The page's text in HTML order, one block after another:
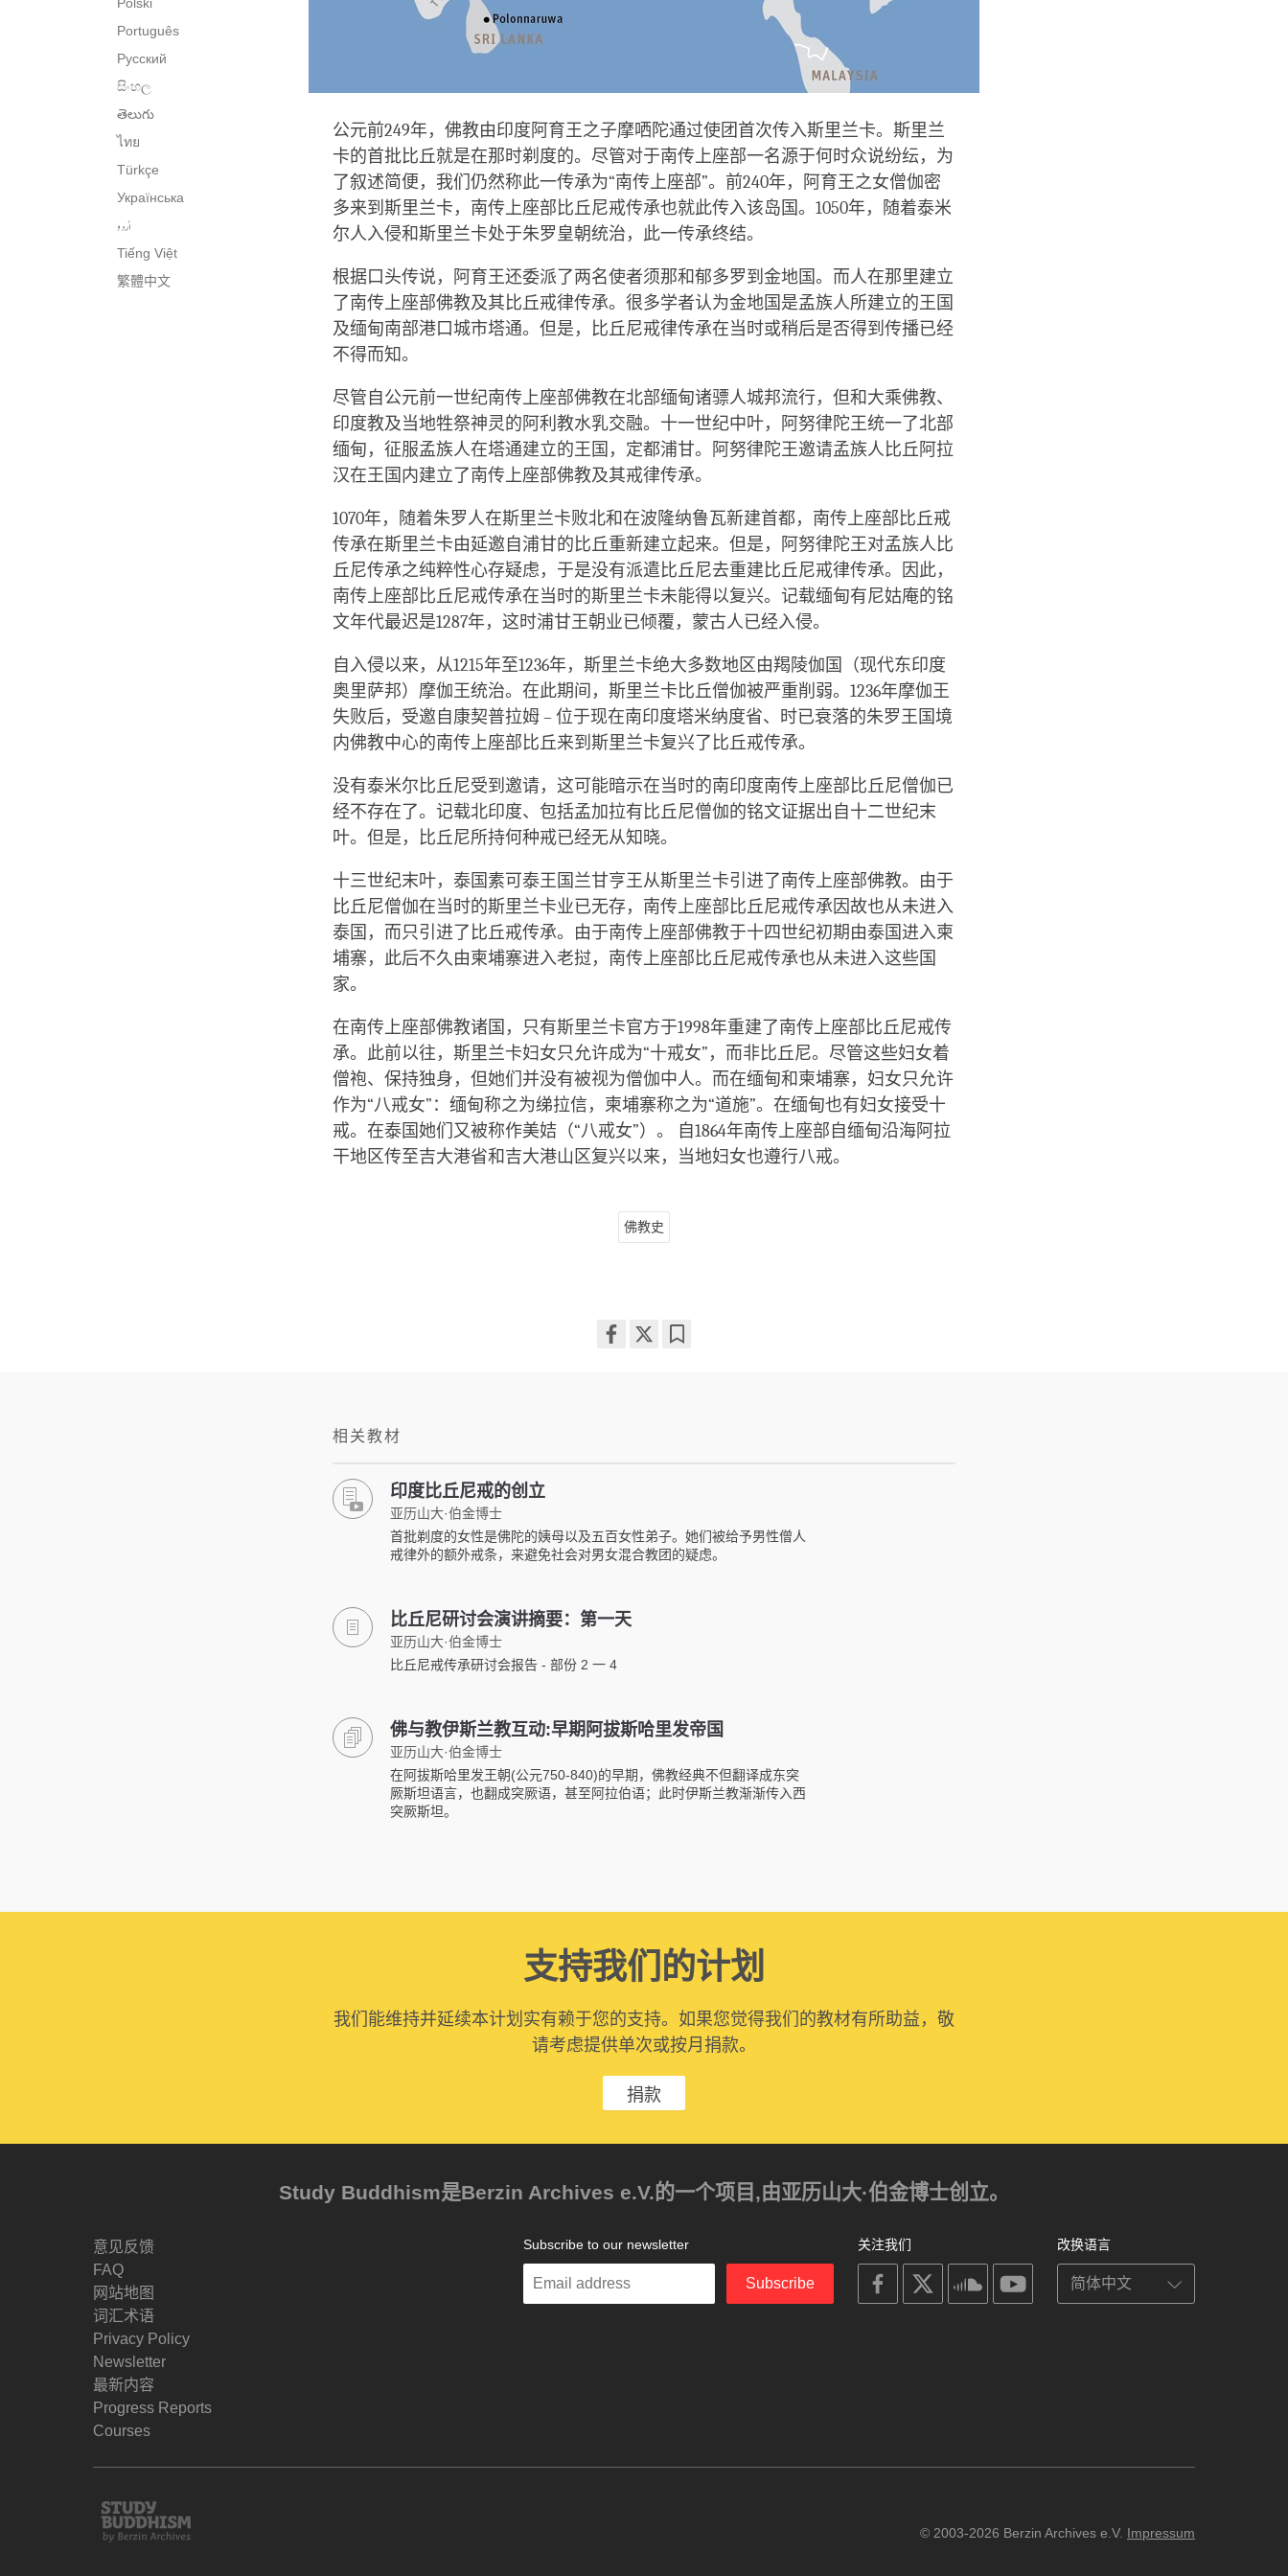
Polski
Português
Русский
සිංහල
తెలుగు
ไทย
Türkçe
Українська
اُردو
Tiếng Việt
繁體中文
公元前249年，佛教由印度阿育王之子摩哂陀通过使团首次传入斯里兰卡。斯里兰
卡的首批比丘就是在那时剃度的。尽管对于南传上座部一名源于何时众说纷纭，为
了叙述简便，我们仍然称此一传承为“南传上座部”。前240年，阿育王之女僧伽密
多来到斯里兰卡，南传上座部比丘尼戒传承也就此传入该岛国。1050年，随着泰米
尔人入侵和斯里兰卡处于朱罗皇朝统治，此一传承终结。
根据口头传说，阿育王还委派了两名使者须那和郁多罗到金地国。而人在那里建立
了南传上座部佛教及其比丘戒律传承。很多学者认为金地国是孟族人所建立的王国
及缅甸南部港口城市塔通。但是，比丘尼戒律传承在当时或稍后是否得到传播已经
不得而知。
尽管自公元前一世纪南传上座部佛教在北部缅甸诸骠人城邦流行，但和大乘佛教、
印度教及当地牲祭神灵的阿利教水乳交融。十一世纪中叶，阿努律陀王统一了北部
缅甸，征服孟族人在塔通建立的王国，定都浦甘。阿努律陀王邀请孟族人比丘阿拉
汉在王国内建立了南传上座部佛教及其戒律传承。
1070年，随着朱罗人在斯里兰卡败北和在波隆纳鲁瓦新建首都，南传上座部比丘戒
传承在斯里兰卡由延邀自浦甘的比丘重新建立起来。但是，阿努律陀王对孟族人比
丘尼传承之纯粹性心存疑虑，于是没有派遣比丘尼去重建比丘尼戒律传承。因此，
南传上座部比丘尼戒传承在当时的斯里兰卡未能得以复兴。记载缅甸有尼姑庵的铭
文年代最迟是1287年，这时浦甘王朝业已倾覆，蒙古人已经入侵。
自入侵以来，从1215年至1236年，斯里兰卡绝大多数地区由羯陵伽国（现代东印度
奥里萨邦）摩伽王统治。在此期间，斯里兰卡比丘僧伽被严重削弱。1236年摩伽王
失败后，受邀自康契普拉姆 – 位于现在南印度塔米纳度省、时已衰落的朱罗王国境
内佛教中心的南传上座部比丘来到斯里兰卡复兴了比丘戒传承。
没有泰米尔比丘尼受到邀请，这可能暗示在当时的南印度南传上座部比丘尼僧伽已
经不存在了。记载北印度、包括孟加拉有比丘尼僧伽的铭文证据出自十二世纪末
叶。但是，比丘尼所持何种戒已经无从知晓。
十三世纪末叶，泰国素可泰王国兰甘亨王从斯里兰卡引进了南传上座部佛教。由于
比丘尼僧伽在当时的斯里兰卡业已无存，南传上座部比丘尼戒传承因故也从未进入
泰国，而只引进了比丘戒传承。由于南传上座部佛教于十四世纪初期由泰国进入柬
埔寨，此后不久由柬埔寨进入老挝，南传上座部比丘尼戒传承也从未进入这些国
家。
在南传上座部佛教诸国，只有斯里兰卡官方于1998年重建了南传上座部比丘尼戒传
承。此前以往，斯里兰卡妇女只允许成为“十戒女”，而非比丘尼。尽管这些妇女着
僧袍、保持独身，但她们并没有被视为僧伽中人。而在缅甸和柬埔寨，妇女只允许
作为“八戒女”：缅甸称之为绨拉信，柬埔寨称之为“道施”。在缅甸也有妇女接受十
戒。在泰国她们又被称作美姞（“八戒女”）。 自1864年南传上座部自缅甸沿海阿拉
干地区传至吉大港省和吉大港山区复兴以来，当地妇女也遵行八戒。
佛教史
相关教材
印度比丘尼戒的创立
亚历山大·伯金博士
首批剃度的女性是佛陀的姨母以及五百女性弟子。她们被给予男性僧人
戒律外的额外戒条，来避免社会对男女混合教团的疑虑。
比丘尼研讨会演讲摘要：第一天
亚历山大·伯金博士
比丘尼戒传承研讨会报告 - 部份 2 一 4
佛与教伊斯兰教互动:早期阿拔斯哈里发帝国
亚历山大·伯金博士
在阿拔斯哈里发王朝(公元750-840)的早期，佛教经典不但翻译成东突
厥斯坦语言，也翻成突厥语，甚至阿拉伯语；此时伊斯兰教渐渐传入西
突厥斯坦。
支持我们的计划
我们能维持并延续本计划实有赖于您的支持。如果您觉得我们的教材有所助益，敬
请考虑提供单次或按月捐款。
捐款
Study Buddhism是Berzin Archives e.V.的一个项目,由亚历山大·伯金博士创立。
意见反馈
FAQ
网站地图
词汇术语
Privacy Policy
Newsletter
最新内容
Progress Reports
Courses
改换语言
关注我们
on
facebook
soundcloudyoutube
Subscribe to our newsletter
Enter
Subscribe
Study
Buddhism
© 2003-2026 Berzin Archives e.V. Impressum